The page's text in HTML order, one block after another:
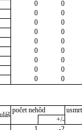
0
0
0
0
0
0
0
0
0
0
0
0
0
0
0
0
0 0
počet nehôd
+/-